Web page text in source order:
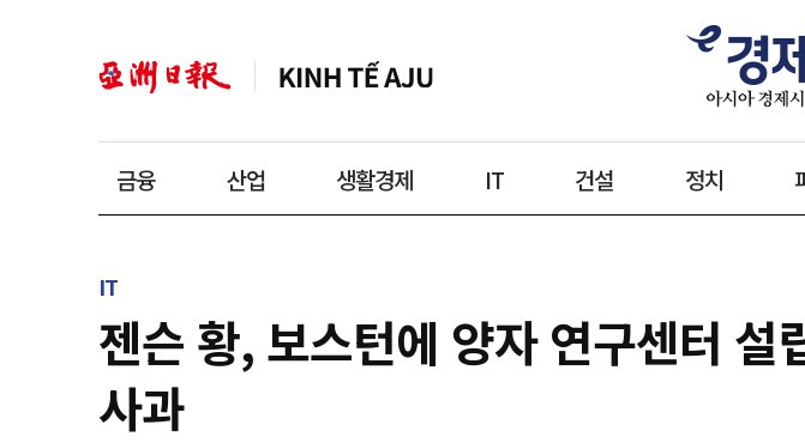
금융 산업 생활경제 IT 건설 정치
IT
젠슨 황, 보스턴에 양자 연구센터
사과